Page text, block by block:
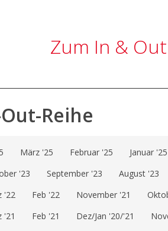
Zum In &
Reihe
März '25 Februar '25 Januar '25
'23 September '23 August '23
'22 Feb '22 November '21
'21 Feb '21 Dez/Jan '20/'21